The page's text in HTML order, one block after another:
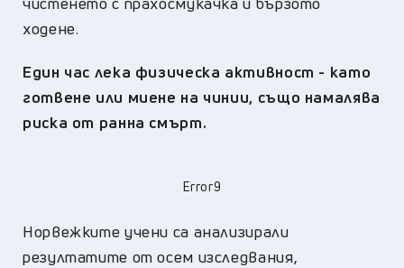
ходене.
Един час лека физическа активност - като
готвене или миене на чинии, също намалява
риска от ранна смърт.
Error9
Норвежките учени са анализирали
резултатите от осем изследвания,